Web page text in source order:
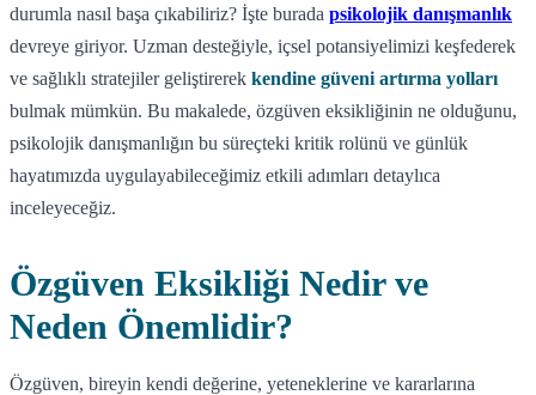
durumla nasıl başa çıkabiliriz? İşte burada psikolojik danışmanlık
devreye giriyor. Uzman desteğiyle, içsel potansiyelimizi keşfederek
ve sağlıklı stratejiler geliştirerek kendine güveni artırma yolları
bulmak mümkün. Bu makalede, özgüven eksikliğinin ne olduğunu,
psikolojik danışmanlığın bu süreçteki kritik rolünü ve günlük
hayatımızda uygulayabileceğimiz etkili adımları detaylıca
inceleyeceğiz.
Özgüven Eksikliği Nedir ve
Neden Önemlidir?
Özgüven, bireyin kendi değerine, yeteneklerine ve kararlarına